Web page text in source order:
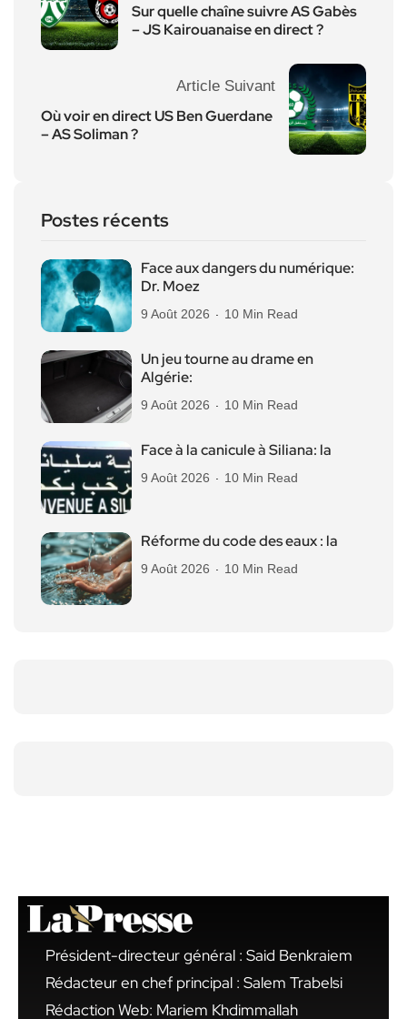
Sur quelle chaîne suivre AS Gabès
– JS Kairouanaise en direct ?
Article Suivant
Où voir en direct US Ben Guerdane
– AS Soliman ?
Postes récents
Face aux dangers du numérique:
Dr. Moez
9 Août 2026 10 Min Read
Un jeu tourne au drame en
Algérie:
9 Août 2026 10 Min Read
Face à la canicule à Siliana: la
9 Août 2026 10 Min Read
Réforme du code des eaux : la
9 Août 2026 10 Min Read
Président-directeur général : Said Benkraiem
Rédacteur en chef principal : Salem Trabelsi
Rédaction Web: Mariem Khdimmallah